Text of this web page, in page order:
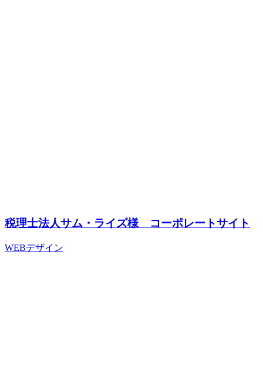
税理士法人サム・ライズ様 コーポレートサイト
WEBデザイン